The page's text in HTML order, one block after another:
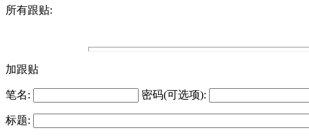
所有跟贴:
加跟贴
笔名: 密码(可选项):
标题: